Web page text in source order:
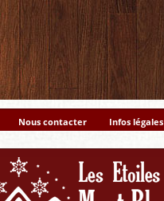
Nous contacter Infos légales